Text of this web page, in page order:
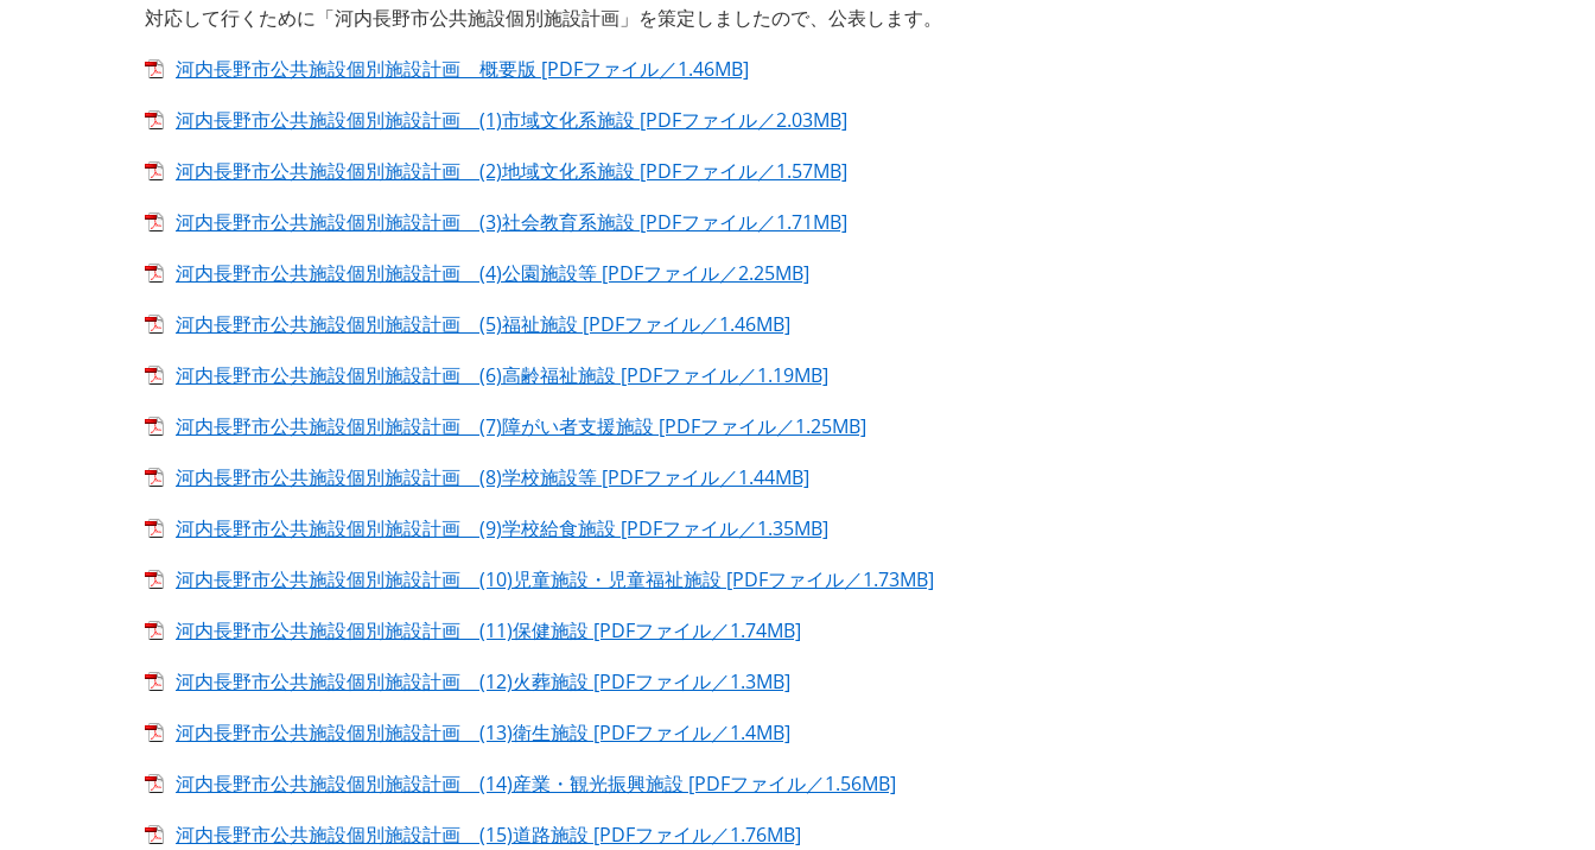
対応して行くために「河内長野市公共施設個別施設計画」を策定しましたので、公表します。
河内長野市公共施設個別施設計画 概要版 [PDFファイル／1.46MB]
河内長野市公共施設個別施設計画 (1)市域文化系施設 [PDFファイル／2.03MB]
河内長野市公共施設個別施設計画 (2)地域文化系施設 [PDFファイル／1.57MB]
河内長野市公共施設個別施設計画 (3)社会教育系施設 [PDFファイル／1.71MB]
河内長野市公共施設個別施設計画 (4)公園施設等 [PDFファイル／2.25MB]
河内長野市公共施設個別施設計画 (5)福祉施設 [PDFファイル／1.46MB]
河内長野市公共施設個別施設計画 (6)高齢福祉施設 [PDFファイル／1.19MB]
河内長野市公共施設個別施設計画 (7)障がい者支援施設 [PDFファイル／1.25MB]
河内長野市公共施設個別施設計画 (8)学校施設等 [PDFファイル／1.44MB]
河内長野市公共施設個別施設計画 (9)学校給食施設 [PDFファイル／1.35MB]
河内長野市公共施設個別施設計画 (10)児童施設・児童福祉施設 [PDFファイル／1.73MB]
河内長野市公共施設個別施設計画 (11)保健施設 [PDFファイル／1.74MB]
河内長野市公共施設個別施設計画 (12)火葬施設 [PDFファイル／1.3MB]
河内長野市公共施設個別施設計画 (13)衛生施設 [PDFファイル／1.4MB]
河内長野市公共施設個別施設計画 (14)産業・観光振興施設 [PDFファイル／1.56MB]
河内長野市公共施設個別施設計画 (15)道路施設 [PDFファイル／1.76MB]